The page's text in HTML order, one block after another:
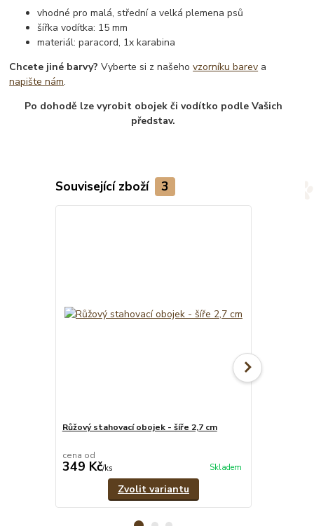
vhodné pro malá, střední a velká plemena psů
šířka vodítka: 15 mm
materiál: paracord, 1x karabina
Chcete jiné barvy? Vyberte si z našehovzorníku barev a
napište nám.
Po dohodě lze vyrobit obojek či vodítko podle Vašich
představ.
Související zboží 3
Růžový stahovací obojek - šíře 2,7 cm
cena od
349 Kč/ks Skladem
Zvolit variantu